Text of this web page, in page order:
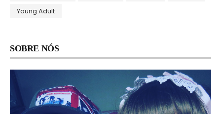
Young Adult
SOBRE NÓS